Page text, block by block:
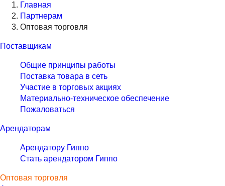
Главная
Партнерам
Оптовая торговля
Поставщикам
Общие принципы работы
Поставка товара в сеть
Участие в торговых акциях
Материально-техническое обеспечение
Пожаловаться
Арендаторам
Арендатору Гиппо
Стать арендатором Гиппо
Оптовая торговля